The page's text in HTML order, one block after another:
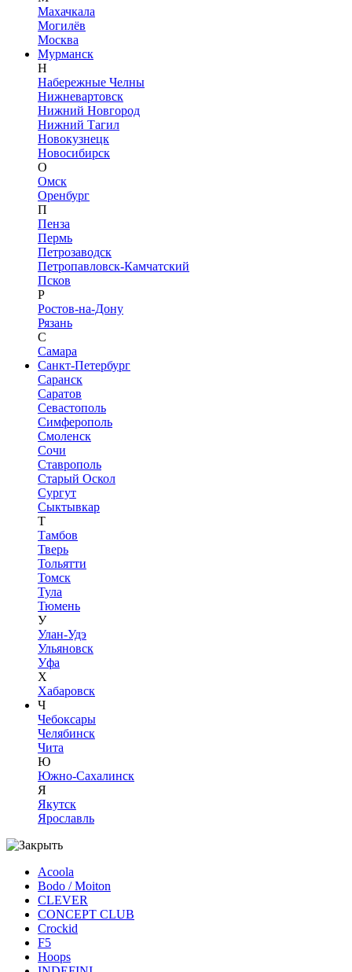
Махачкала
Могилёв
Москва
Мурманск
Н
Набережные Челны
Нижневартовск
Нижний Новгород
Нижний Тагил
Новокузнецк
Новосибирск
О
Омск
Оренбург
П
Пенза
Пермь
Петрозаводск
Петропавловск-Камчатский
Псков
Р
Ростов-на-Дону
Рязань
С
Самара
Санкт-Петербург
Саранск
Саратов
Севастополь
Симферополь
Смоленск
Сочи
Ставрополь
Старый Оскол
Сургут
Сыктывкар
Т
Тамбов
Тверь
Тольятти
Томск
Тула
Тюмень
У
Улан-Удэ
Ульяновск
Уфа
Х
Хабаровск
Ч
Чебоксары
Челябинск
Чита
Ю
Южно-Сахалинск
Я
Якутск
Ярославль
Acoola
Bodo / Moiton
CLEVER
CONCEPT CLUB
Crockid
F5
Hoops